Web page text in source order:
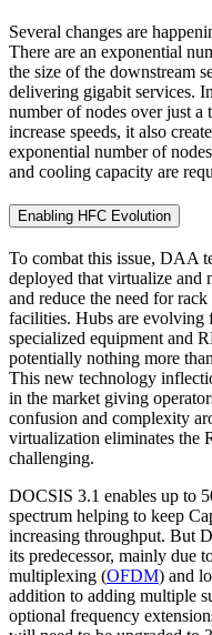
Several changes are
There are an exponential
the size of the downstream
delivering gigabit services.
number of nodes over just
increase speeds, it also
exponential number of
and cooling capacity are
Enabling HFC Evolution
To combat this issue, DAA
deployed that virtualize and
and reduce the need for
facilities. Hubs are
specialized equipment and
potentially nothing more
This new technology
in the market giving
confusion and complexity
virtualization eliminates the
challenging.
DOCSIS 3.1 enables up to
spectrum helping to keep
increasing throughput. But
its predecessor, mainly due
multiplexing (OFDM) and
addition to adding multiple
optional frequency